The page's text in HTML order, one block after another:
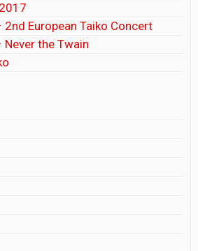
European Taiko Concert
the Twain